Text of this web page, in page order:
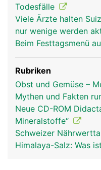
Todesfälle
Viele Ärzte halten
nur wenige werden
Beim Festtagsmenü
Rubriken
Obst und Gemüse –
Mythen und Fakten
Neue CD-ROM
Mineralstoffe“
Schweizer
Himalaya-Salz: Was